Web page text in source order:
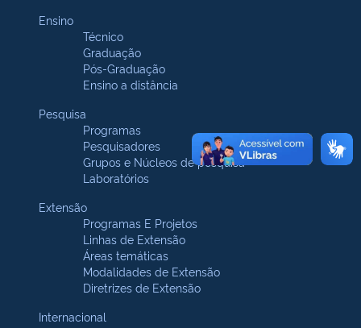
Ensino
Técnico
Graduação
Pós-Graduação
Ensino a distância
Pesquisa
Programas
Pesquisadores
Grupos e Núcleos de pesquisa
Laboratórios
Extensão
Programas E Projetos
Linhas de Extensão
Áreas temáticas
Modalidades de Extensão
Diretrizes de Extensão
Internacional